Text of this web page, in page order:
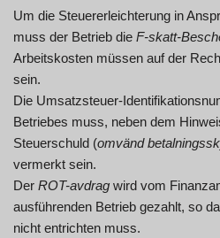
Um die Steuererleichterung in
muss der Betrieb die F-skatt-
Arbeitskosten müssen auf der
sein.
Die Umsatzsteuer-
Betriebes muss, neben dem
Steuerschuld (omvänd
vermerkt sein.
Der ROT-avdrag wird vom
ausführenden Betrieb gezahlt, so
nicht entrichten muss.